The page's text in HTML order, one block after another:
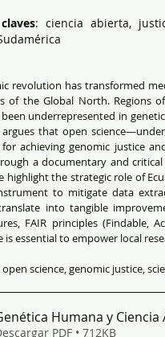
: ciencia abierta,
revolution has transformed
of the Global North. Regions
underrepresented in
argues that open
achieving genomic justice
a documentary and
highlight the strategic role of
to mitigate data
into tangible
FAIR principles (Findable,
is essential to empower local
open science, genomic justice,
Humana y
PDF • 712KB